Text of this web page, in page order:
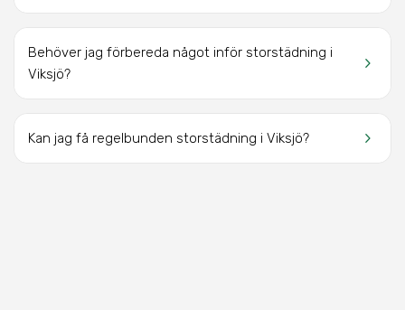
keyboard_arrow_right
Behöver jag förbereda något inför storstädning i
Viksjö?
keyboard_arrow_right
Kan jag få regelbunden storstädning i Viksjö?